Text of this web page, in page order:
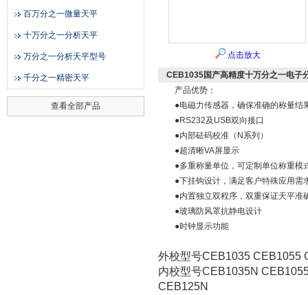
百万分之一微量天平
十万分之一分析天平
万分之一分析天平型号
千分之一精密天平
查看全部产品
点击放大
CEB1035国产高精度十万分之一电子
产品优势：
●电磁力传感器，确保准确的称量结
●RS232及USB双向接口
●内部砝码校准（N系列）
●超清晰VA屏显示
●多重称量单位，可定制单位称重模
●下挂钩设计，满足客户特殊应用需
●内置独立双程序，双重保证天平准
●玻璃防风罩抗静电设计
●时钟显示功能
外校型号CEB1035 CEB1055
内校型号CEB1035N
CEB125N